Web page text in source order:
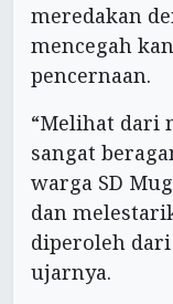
meredakan
mencegah
pencernaan.
“Melihat dari
sangat
warga SD
dan
diperoleh
ujarnya.